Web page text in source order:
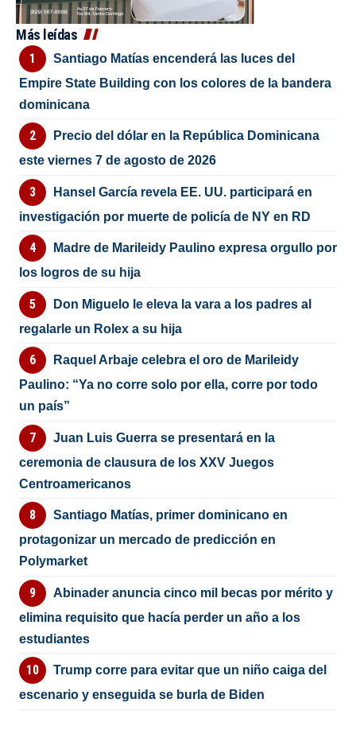
Más leídas
Santiago Matías encenderá las luces del
Empire State Building con los colores de la bandera
dominicana
Precio del dólar en la República Dominicana
este viernes 7 de agosto de 2026
Hansel García revela EE. UU. participará en
investigación por muerte de policía de NY en RD
Madre de Marileidy Paulino expresa orgullo por
los logros de su hija
Don Miguelo le eleva la vara a los padres al
regalarle un Rolex a su hija
Raquel Arbaje celebra el oro de Marileidy
Paulino: “Ya no corre solo por ella, corre por todo
un país”
Juan Luis Guerra se presentará en la
ceremonia de clausura de los XXV Juegos
Centroamericanos
Santiago Matías, primer dominicano en
protagonizar un mercado de predicción en
Polymarket
Abinader anuncia cinco mil becas por mérito y
elimina requisito que hacía perder un año a los
estudiantes
Trump corre para evitar que un niño caiga del
escenario y enseguida se burla de Biden